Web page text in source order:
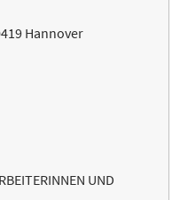
Hannover
UND